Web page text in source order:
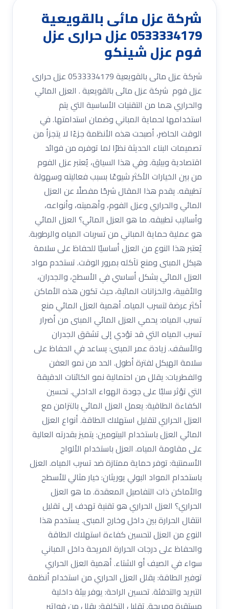
شركة عزل مائى بالقويعية
0533334179 عزل حرارى عزل
فوم عزل شينكو
شركة عزل مائى بالقويعية 0533334179 عزل حرارى
عزل فوم شركة عزل مائى بالقويعية . العزل المائي
والحراري هما من التقنيات الأساسية التي يتم
استخدامها لحماية المباني وضمان استدامتها. في
الوقت الحاضر، أصبحت هذه الأنظمة جزءًا لا يتجزأ من
تصميمات البناء الحديثة نظرًا لما توفره من فوائد
اقتصادية وبيئية. وفي هذا السياق، يُعتبر عزل الفوم
من بين الخيارات الأكثر شيوعًا بسبب فعاليته وسهولة
تطبيقه. يقدم هذا المقال شرحًا مفصلًا عن العزل
المائي والحراري وعزل الفوم، وأهميته، وأنواعه،
وأساليب تطبيقه. ما هو العزل المائي؟ العزل المائي
هو عملية حماية المباني من تسربات المياه والرطوبة.
يُعتبر هذا النوع من العزل أساسيًا للحفاظ على سلامة
هيكل المبنى ومنع تآكله بمرور الوقت. تستخدم مواد
العزل المائي بشكل أساسي في الأسطح، والجدران،
والأقبية، والخزانات المائية، حيث تكون هذه الأماكن
أكثر عرضة لتسرب المياه. أهمية العزل المائي منع
تسرب المياه: يحمي العزل المائي المبنى من أضرار
تسرب المياه التي قد تؤدي إلى تشقق الجدران
والأسقف. زيادة عمر المبنى: يساعد في الحفاظ على
سلامة الهيكل لفترة أطول. الحد من نمو العفن
والفطريات: يقلل من احتمالية نمو الكائنات الدقيقة
التي تؤثر سلبًا على جودة الهواء الداخلي. تحسين
الكفاءة الطاقية: يعمل العزل المائي بالتزامن مع
العزل الحراري لتقليل استهلاك الطاقة. أنواع العزل
المائي العزل باستخدام البيتومين: يتميز بقدرته العالية
على مقاومة المياه. العزل باستخدام الألواح
الأسمنتية: توفر حماية ممتازة ضد تسرب المياه. العزل
باستخدام المواد البولي يوريثان: خيار مثالي للأسطح
والأماكن ذات التفاصيل المعقدة. ما هو العزل
الحراري؟ العزل الحراري هو تقنية تهدف إلى تقليل
انتقال الحرارة بين داخل وخارج المبنى. يستخدم هذا
النوع من العزل لتحسين كفاءة استهلاك الطاقة
والحفاظ على درجات الحرارة المريحة داخل المباني
سواء في الصيف أو الشتاء. أهمية العزل الحراري
توفير الطاقة: يقلل العزل الحراري من استخدام أنظمة
التبريد والتدفئة. تحسين الراحة: يوفر بيئة داخلية
مستقرة ومريحة. تقليل التكلفة: يقلل من فواتير